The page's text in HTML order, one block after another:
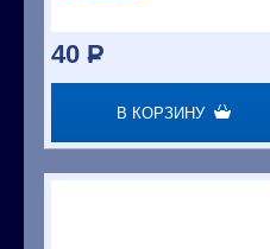
40 P
В КОРЗИНУ